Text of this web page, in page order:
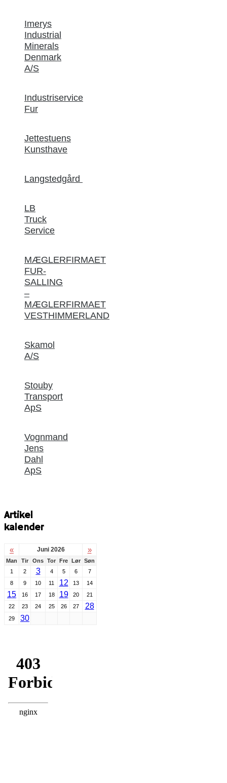
Imerys
Industrial
Minerals
Denmark
A/S
Industriservice
Fur
Jettestuens
Kunsthave
Langstedgård
LB
Truck
Service
MÆGLERFIRMAET
FUR-
SALLING
–
MÆGLERFIRMAET
VESTHIMMERLAND
Skamol
A/S
Stouby
Transport
ApS
Vognmand
Jens
Dahl
ApS
Artikel
kalender
« Juni 2026 »
Man Tir Ons Tor Fre Lør Søn
1
2 3 4 5 6
7
8
9 10 11 12 13 14
15 16 17 18 19 20
21
22
23 24 25 26 27 28
29 30